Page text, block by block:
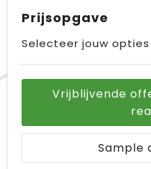
Prijsopgave
Selecteer jouw
Vrijblijvende
Sample